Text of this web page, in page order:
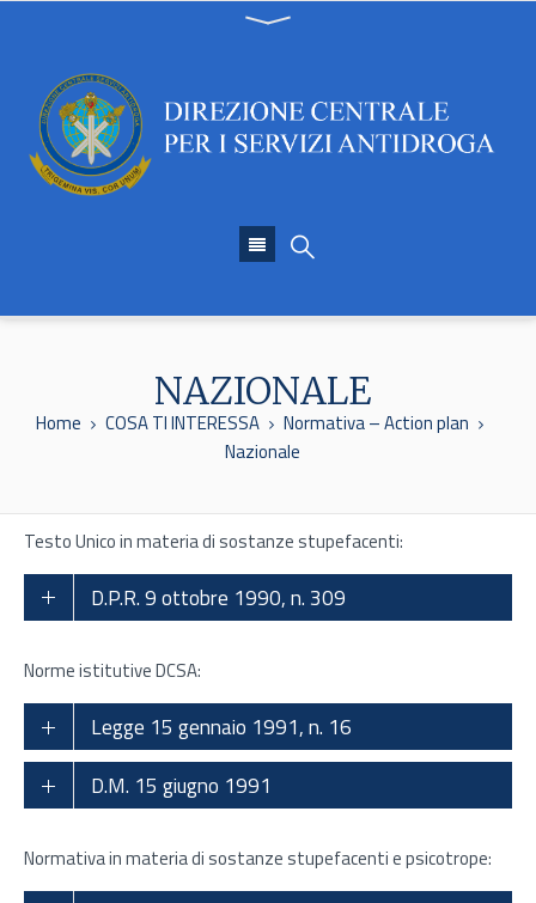
NAZIONALE
Home COSA TI INTERESSA
Normativa – Action plan
Nazionale
Testo Unico in materia di sostanze stupefacenti:
D.P.R. 9 ottobre 1990, n. 309
Norme istitutive DCSA:
Legge 15 gennaio 1991, n. 16
D.M. 15 giugno 1991
Normativa in materia di sostanze stupefacenti e psicotrope: